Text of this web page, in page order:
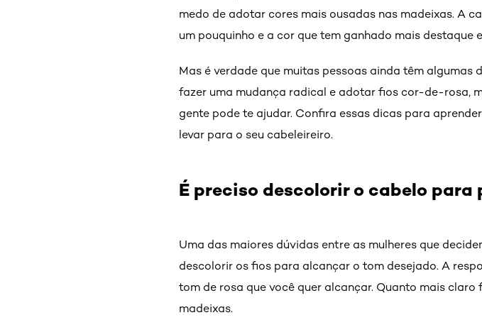
medo de adotar cores mais ousadas nas madeixas. A
um pouquinho e a cor que tem ganhado mais
Mas é verdade que muitas pessoas ainda têm
fazer uma mudança radical e adotar fios cor-de-rosa,
gente pode te ajudar. Confira essas dicas para
levar para o seu cabeleireiro.
É preciso descolorir o cabelo para
Uma das maiores dúvidas entre as mulheres que
descolorir os fios para alcançar o tom desejado. A
tom de rosa que você quer alcançar. Quanto mais
madeixas.